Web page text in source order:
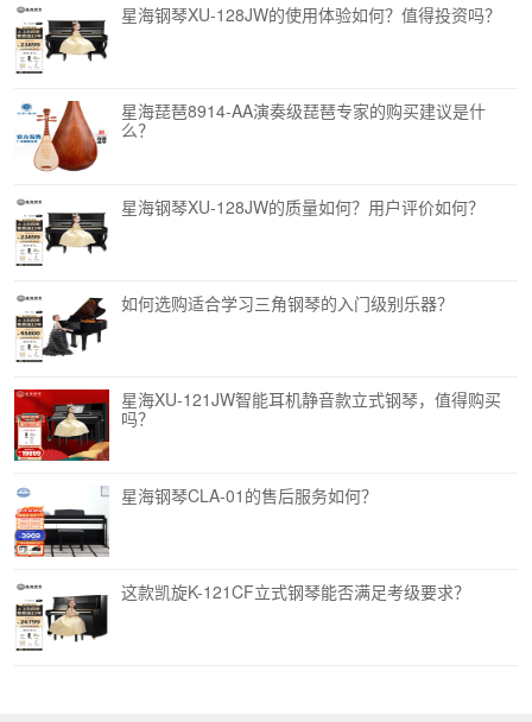
星海钢琴XU-128JW的使用体验如何？值得投资吗？
星海琵琶8914-AA演奏级琵琶专家的购买建议是什
么？
星海钢琴XU-128JW的质量如何？用户评价如何？
如何选购适合学习三角钢琴的入门级别乐器？
星海XU-121JW智能耳机静音款立式钢琴，值得购买
吗？
星海钢琴CLA-01的售后服务如何？
这款凯旋K-121CF立式钢琴能否满足考级要求？